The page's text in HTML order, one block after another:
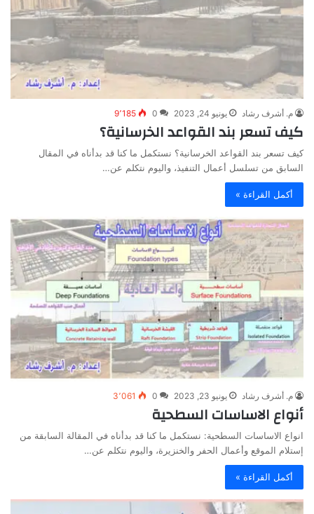
م. أشرف رشاد يونيو 24, 2023 0 9٬185
كيف تسعر بند القواعد الخرسانية؟
كيف تسعر بند القواعد الخرسانية؟ نستكمل ما كنا قد بدأناه في المقال
السابق من تسلسل أعمال التنفيذ، واليوم نتكلم عن…
أكمل القراءة »
م. أشرف رشاد يونيو 23, 2023 0 3٬061
أنواع الاساسات السطحية
انواع الاساسات السطحية: نستكمل ما كنا قد بدأناه في المقالة السابقة من
إستلام الموقع وأعمال الحفر والخنزيرة، واليوم نتكلم عن…
أكمل القراءة »